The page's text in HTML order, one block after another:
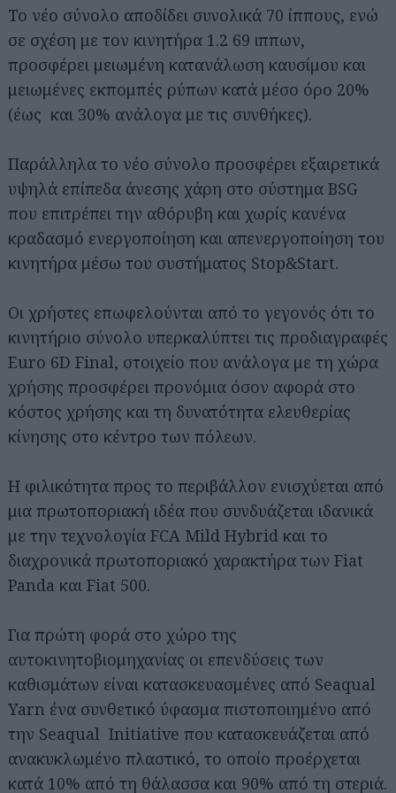
Το νέο σύνολο αποδίδει συνολικά 70 ίππους, ενώ
σε σχέση με τον κινητήρα 1.2 69 ιππων,
προσφέρει μειωμένη κατανάλωση καυσίμου και
μειωμένες εκπομπές ρύπων κατά μέσο όρο 20%
(έως και 30% ανάλογα με τις συνθήκες).
Παράλληλα το νέο σύνολο προσφέρει εξαιρετικά
υψηλά επίπεδα άνεσης χάρη στο σύστημα BSG
που επιτρέπει την αθόρυβη και χωρίς κανένα
κραδασμό ενεργοποίηση και απενεργοποίηση του
κινητήρα μέσω του συστήματος Stop&Start.
Οι χρήστες επωφελούνται από το γεγονός ότι το
κινητήριο σύνολο υπερκαλύπτει τις προδιαγραφές
Euro 6D Final, στοιχείο που ανάλογα με τη χώρα
χρήσης προσφέρει προνόμια όσον αφορά στο
κόστος χρήσης και τη δυνατότητα ελευθερίας
κίνησης στο κέντρο των πόλεων.
Η φιλικότητα προς το περιβάλλον ενισχύεται από
μια πρωτοποριακή ιδέα που συνδυάζεται ιδανικά
με την τεχνολογία FCA Mild Hybrid και το
διαχρονικά πρωτοποριακό χαρακτήρα των Fiat
Panda και Fiat 500.
Για πρώτη φορά στο χώρο της
αυτοκινητοβιομηχανίας οι επενδύσεις των
καθισμάτων είναι κατασκευασμένες από Seaqual
Yarn ένα συνθετικό ύφασμα πιστοποιημένο από
την Seaqual Initiative που κατασκευάζεται από
ανακυκλωμένο πλαστικό, το οποίο προέρχεται
κατά 10% από τη θάλασσα και 90% από τη στεριά.